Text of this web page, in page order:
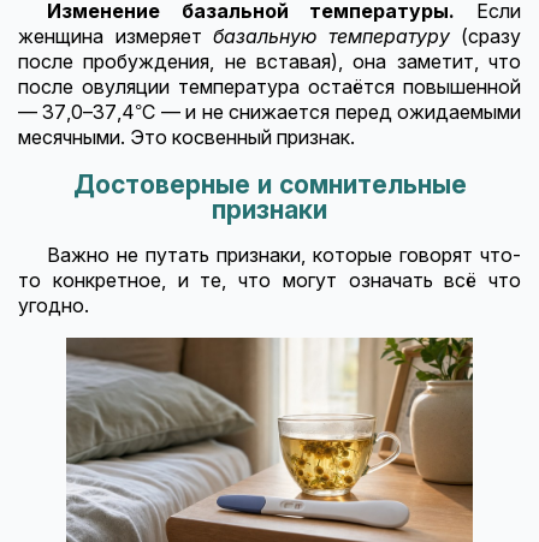
Изменение базальной температуры. Если
женщина измеряет базальную температуру(сразу
после пробуждения, не вставая), она заметит, что
после овуляции температура остаётся повышенной
— 37,0–37,4°C — и не снижается перед ожидаемыми
месячными. Это косвенный признак.
Достоверные и сомнительные
признаки
Важно не путать признаки, которые говорят что-
то конкретное, и те, что могут означать всё что
угодно.